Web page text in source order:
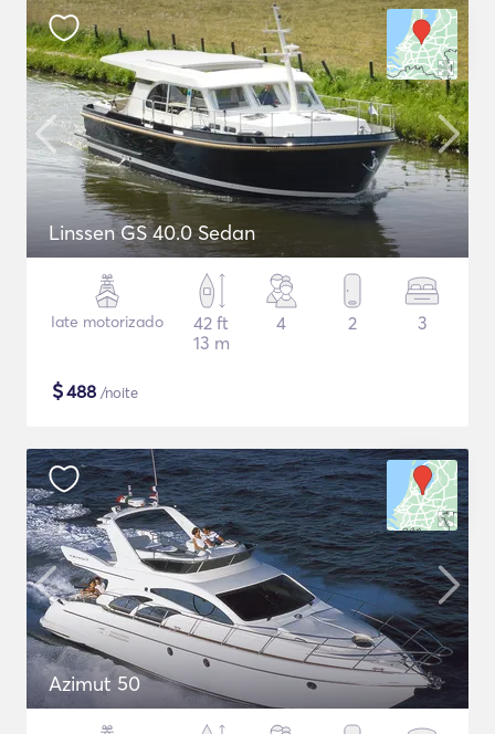
Linssen GS 40.0 Sedan
Iate motorizado
42 ft
13 m
4 2 3
$488 /noite
Azimut 50